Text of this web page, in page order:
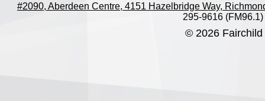
#2090, Aberdeen Centre, 4151 Hazelbridge Way,
295-9616 (FM96.1)
© 2026 Fairchild